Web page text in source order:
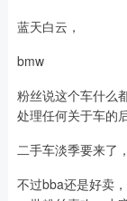
蓝天白云，
bmw
粉丝说这个车什么
处理任何关于车的
二手车淡季要来了
不过bba还是好卖